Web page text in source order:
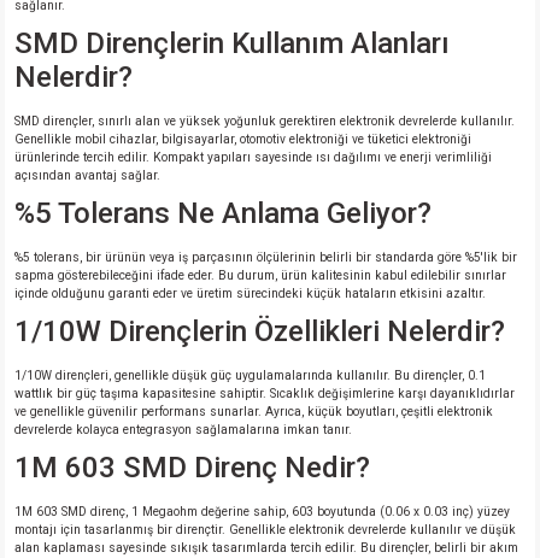
sağlanır.
SMD Dirençlerin Kullanım Alanları
Nelerdir?
SMD dirençler, sınırlı alan ve yüksek yoğunluk gerektiren elektronik devrelerde kullanılır.
Genellikle mobil cihazlar, bilgisayarlar, otomotiv elektroniği ve tüketici elektroniği
ürünlerinde tercih edilir. Kompakt yapıları sayesinde ısı dağılımı ve enerji verimliliği
açısından avantaj sağlar.
%5 Tolerans Ne Anlama Geliyor?
%5 tolerans, bir ürünün veya iş parçasının ölçülerinin belirli bir standarda göre %5'lik bir
sapma gösterebileceğini ifade eder. Bu durum, ürün kalitesinin kabul edilebilir sınırlar
içinde olduğunu garanti eder ve üretim sürecindeki küçük hataların etkisini azaltır.
1/10W Dirençlerin Özellikleri Nelerdir?
1/10W dirençleri, genellikle düşük güç uygulamalarında kullanılır. Bu dirençler, 0.1
wattlık bir güç taşıma kapasitesine sahiptir. Sıcaklık değişimlerine karşı dayanıklıdırlar
ve genellikle güvenilir performans sunarlar. Ayrıca, küçük boyutları, çeşitli elektronik
devrelerde kolayca entegrasyon sağlamalarına imkan tanır.
1M 603 SMD Direnç Nedir?
1M 603 SMD direnç, 1 Megaohm değerine sahip, 603 boyutunda (0.06 x 0.03 inç) yüzey
montajı için tasarlanmış bir dirençtir. Genellikle elektronik devrelerde kullanılır ve düşük
alan kaplaması sayesinde sıkışık tasarımlarda tercih edilir. Bu dirençler, belirli bir akım